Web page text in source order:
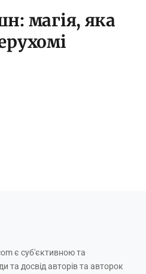
магія, яка
є суб'єктивною та
та досвід авторів та авторок